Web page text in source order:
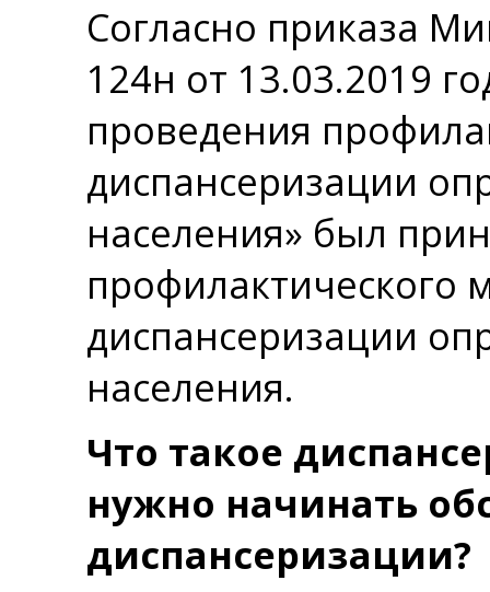
Согласно приказа
124н от 13.03.2019
проведения
диспансеризации
населения» был
профилактического
диспансеризации
населения.
Что такое
нужно начинать
диспансеризации?